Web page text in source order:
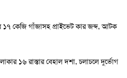
কেজি গাঁজাসহ প্রাইভেট কার জব্দ, আটক
১৬ রাস্তার বেহাল দশা, চলাচলে দুর্ভোগ